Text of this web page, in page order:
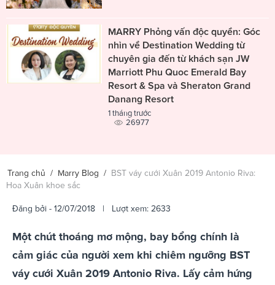
MARRY Phỏng vấn độc quyền: Góc
nhìn về Destination Wedding từ
chuyên gia đến từ khách sạn JW
Marriott Phu Quoc Emerald Bay
Resort & Spa và Sheraton Grand
Danang Resort
1 tháng trước
26977
Trang chủ / Marry Blog / BST váy cưới Xuân 2019 Antonio Riva:
Hoa Xuân khoe sắc
Đăng bởi - 12/07/2018 | Lượt xem: 2633
Một chút thoáng mơ mộng, bay bổng chính là
cảm giác của người xem khi chiêm ngưỡng BST
váy cưới Xuân 2019 Antonio Riva. Lấy cảm hứng